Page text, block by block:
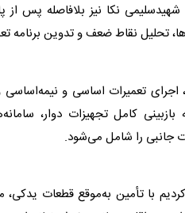
شهیدسلیمی نکا نیز بلافاصله
تحلیل نقاط ضعف و تدوین برنامه
اجرای تعمیرات اساسی و
کامل تجهیزات دوار،
جانبی را شامل می‌شود.
با تأمین به‌موقع قطعات